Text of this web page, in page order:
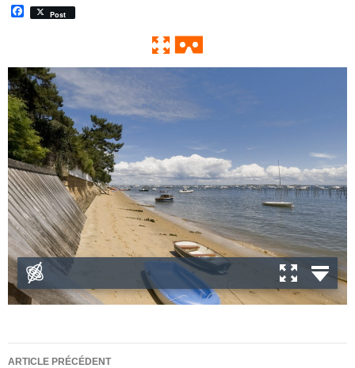
F
a
o
o
k
Post
Exit VR
VR Setup
0:00 / 0:00
Navigation
ARTICLE PRÉCÉDENT